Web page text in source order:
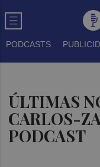
PODCASTS
ÚLTIMAS
CARLOS-
PODCAST